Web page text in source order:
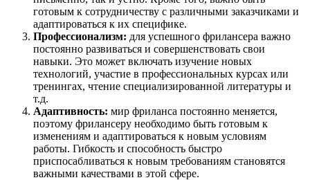
готовым к сотрудничеству с различными заказчиками и
адаптироваться к их специфике.
Профессионализм: для успешного фрилансера важно
постоянно развиваться и совершенствовать свои
навыки. Это может включать изучение новых
технологий, участие в профессиональных курсах или
тренингах, чтение специализированной литературы и
т.д.
Адаптивность: мир фриланса постоянно меняется,
поэтому фрилансеру необходимо быть готовым к
изменениям и адаптироваться к новым условиям
работы. Гибкость и способность быстро
приспосабливаться к новым требованиям становятся
важными качествами в этой сфере.